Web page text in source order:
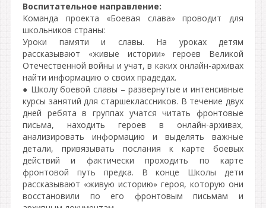
Воспитательное направление:
Команда проекта «Боевая слава» проводит для
школьников страны:
Уроки памяти и славы. На уроках детям
рассказывают «живые истории» героев Великой
Отечественной войны и учат, в каких онлайн-архивах
найти информацию о своих прадедах.
● Школу боевой славы – развернутые и интенсивные
курсы занятий для старшеклассников. В течение двух
дней ребята в группах учатся читать фронтовые
письма, находить героев в онлайн-архивах,
анализировать информацию и выделять важные
детали, привязывать послания к карте боевых
действий и фактически проходить по карте
фронтовой путь предка. В конце Школы дети
рассказывают «живую историю» героя, которую они
восстановили по его фронтовым письмам и